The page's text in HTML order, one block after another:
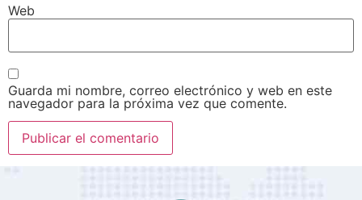
Web
Guarda mi nombre, correo electrónico y web en este
navegador para la próxima vez que comente.